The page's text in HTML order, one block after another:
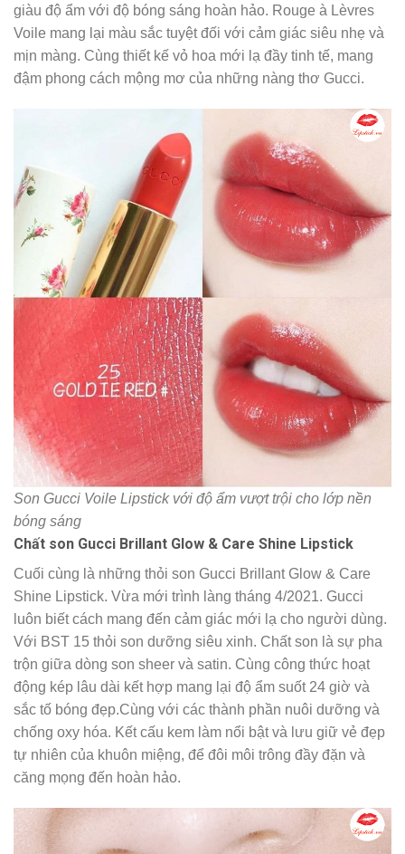
giàu độ ẩm với độ bóng sáng hoàn hảo. Rouge à Lèvres
Voile mang lại màu sắc tuyệt đối với cảm giác siêu nhẹ và
mịn màng. Cùng thiết kế vỏ hoa mới lạ đầy tinh tế, mang
đậm phong cách mộng mơ của những nàng thơ Gucci.
Son Gucci Voile Lipstick với độ ẩm vượt trội cho lớp nền
bóng sáng
Chất son Gucci Brillant Glow & Care Shine Lipstick
Cuối cùng là những thỏi son Gucci Brillant Glow & Care
Shine Lipstick. Vừa mới trình làng tháng 4/2021. Gucci
luôn biết cách mang đến cảm giác mới lạ cho người dùng.
Với BST 15 thỏi son dưỡng siêu xinh. Chất son là sự pha
trộn giữa dòng son sheer và satin. Cùng công thức hoạt
động kép lâu dài kết hợp mang lại độ ẩm suốt 24 giờ và
sắc tố bóng đẹp.Cùng với các thành phần nuôi dưỡng và
chống oxy hóa. Kết cấu kem làm nổi bật và lưu giữ vẻ đẹp
tự nhiên của khuôn miệng, để đôi môi trông đầy đặn và
căng mọng đến hoàn hảo.